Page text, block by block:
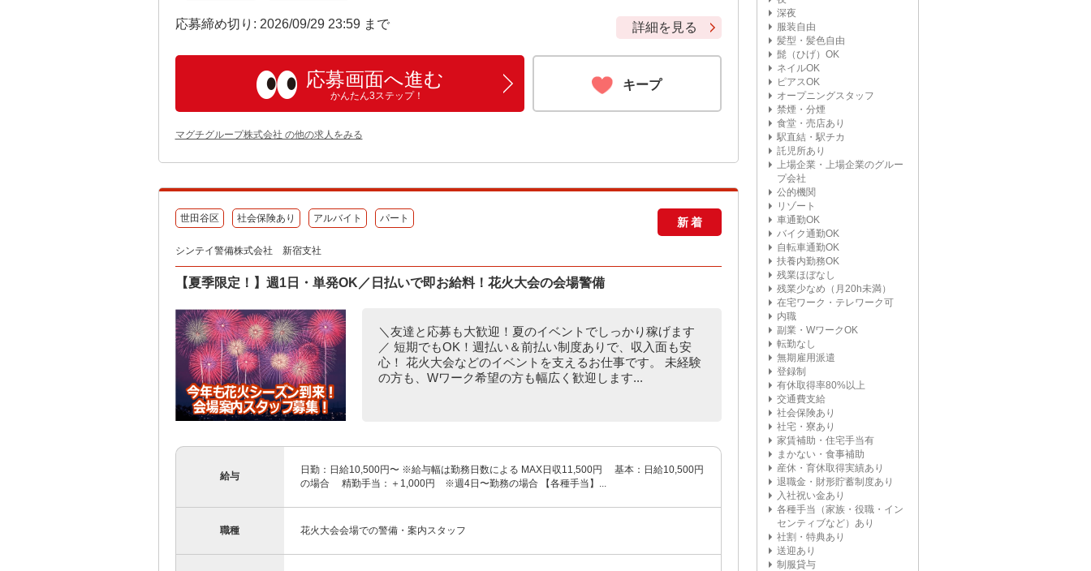
応募締め切り: 2026/09/29 23:59 まで 詳細を見る
応募画面へ進む
かんたん3ステップ！
キープ
マグチグループ株式会社 の他の求人をみる
世田谷区 社会保険あり アルバイト パート 新着
シンテイ警備株式会社 新宿支社
【夏季限定！】週1日・単発OK／日払いで即お給料！花火大会の会場警備
＼友達と応募も大歓迎！夏のイベントでしっかり稼げます
／ 短期でもOK！週払い＆前払い制度ありで、収入面も安
心！ 花火大会などのイベントを支えるお仕事です。 未経験
の方も、Wワーク希望の方も幅広く歓迎します...
給与
日勤：日給10,500円〜 ※給与幅は勤務日数による MAX日収11,500円 基本：日給10,500円
の場合 精勤手当：＋1,000円 ※週4日〜勤務の場合 【各種手当】...
職種 花火大会会場での警備・案内スタッフ
深夜
服装自由
髪型・髪色自由
髭（ひげ）OK
ネイルOK
ピアスOK
オープニングスタッフ
禁煙・分煙
食堂・売店あり
駅直結・駅チカ
託児所あり
上場企業・上場企業のグルー
プ会社
公的機関
リゾート
車通勤OK
バイク通勤OK
自転車通勤OK
扶養内勤務OK
残業ほぼなし
残業少なめ（月20h未満）
在宅ワーク・テレワーク可
内職
副業・WワークOK
転勤なし
無期雇用派遣
登録制
有休取得率80%以上
交通費支給
社会保険あり
社宅・寮あり
家賃補助・住宅手当有
まかない・食事補助
産休・育休取得実績あり
退職金・財形貯蓄制度あり
入社祝い金あり
各種手当（家族・役職・イン
センティブなど）あり
社割・特典あり
送迎あり
制服貸与